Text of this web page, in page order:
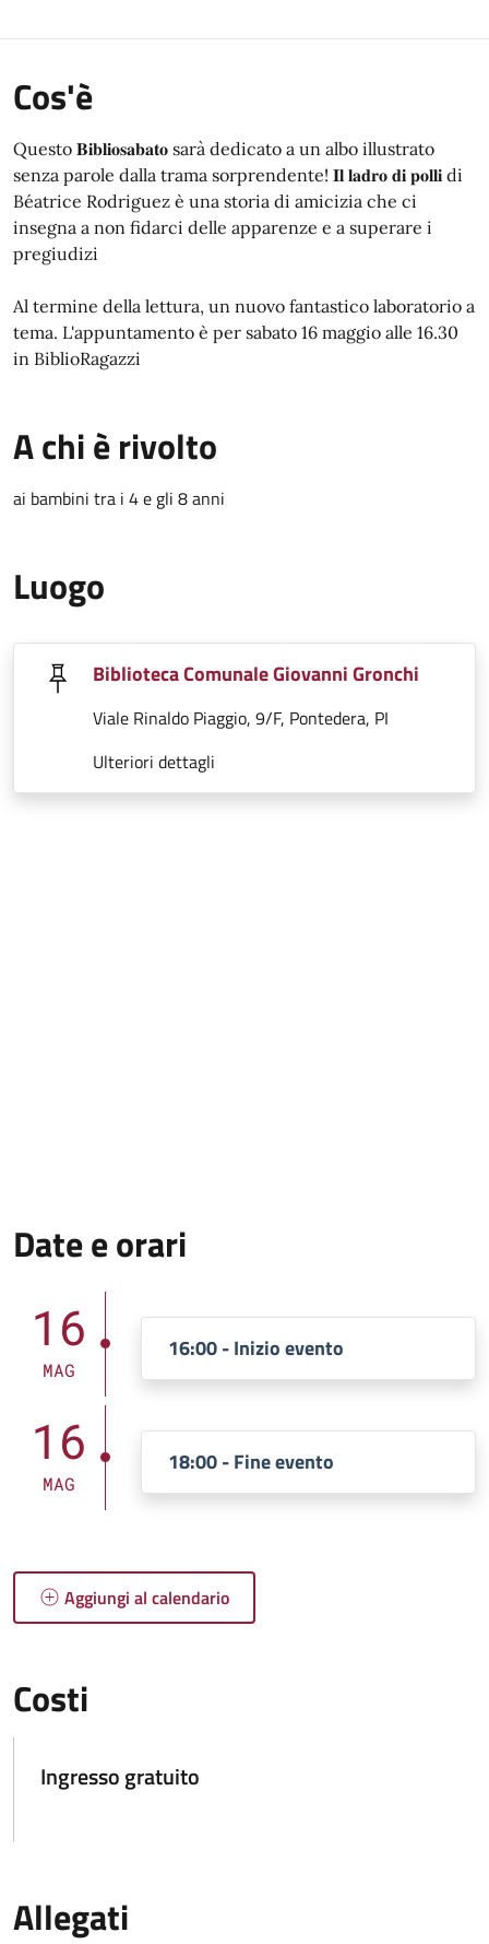
Cos'è
Questo 𝐁𝐢𝐛𝐥𝐢𝐨𝐬𝐚𝐛𝐚𝐭𝐨 sarà dedicato a un albo illustrato
senza parole dalla trama sorprendente! 𝐈𝐥 𝐥𝐚𝐝𝐫𝐨 𝐝𝐢 𝐩𝐨𝐥𝐥𝐢 di
Béatrice Rodriguez è una storia di amicizia che ci
insegna a non fidarci delle apparenze e a superare i
pregiudizi
Al termine della lettura, un nuovo fantastico laboratorio a
tema. L'appuntamento è per sabato 16 maggio alle 16.30
in BiblioRagazzi
A chi è rivolto
ai bambini tra i 4 e gli 8 anni
Luogo
Biblioteca Comunale Giovanni Gronchi
Viale Rinaldo Piaggio, 9/F, Pontedera, PI
Ulteriori dettagli
Date e orari
16
MAG
16:00 - Inizio evento
16
MAG
18:00 - Fine evento
Aggiungi al calendario
Costi
Ingresso gratuito
Allegati